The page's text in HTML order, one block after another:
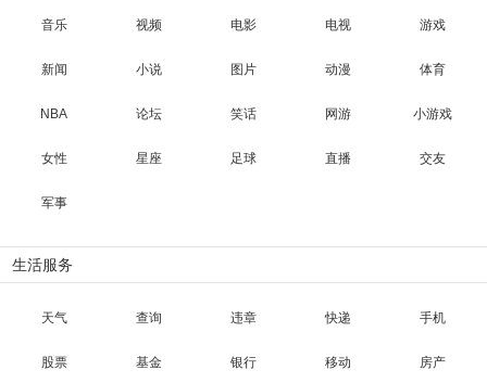
音乐 视频 电影 电视 游戏
新闻 小说 图片 动漫 体育
NBA 论坛 笑话 网游 小游戏
女性 星座 足球 直播 交友
军事
生活服务
天气 查询 违章 快递 手机
股票 基金 银行 移动 房产